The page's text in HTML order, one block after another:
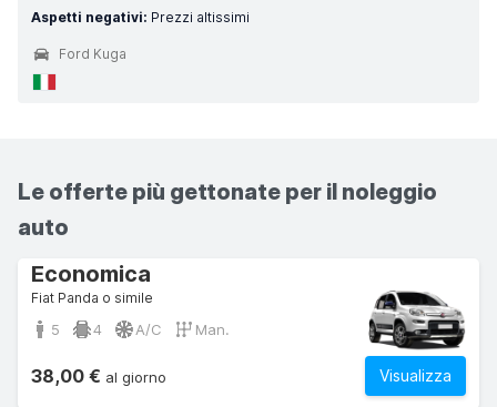
Aspetti negativi: Prezzi altissimi
Ford Kuga
Le offerte più gettonate per il noleggio
auto
Economica
Fiat Panda o simile
5 4 A/C Man.
Visualizza
38,00 € al giorno